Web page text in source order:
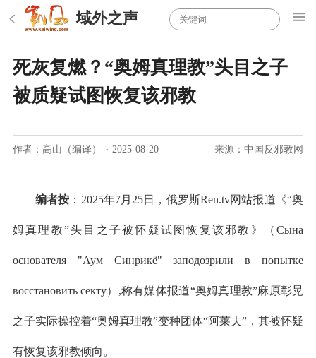
域外之声
死灰复燃？“奥姆真理教”头目之子
被质疑试图恢复该邪教
作者：高山（编译） · 2025-08-20 来源：中国反邪教网
编者按 ：2025年7月25日，俄罗斯Ren.tv网站报道《“奥
姆真理教”头目之子被怀疑试图恢复该邪教》（Сына
основателя "Аум Синрикё" заподозрили в попытке
восстановить секту）,称有媒体报道“奥姆真理教”麻原彰晃
之子实际操控着“奥姆真理教”变种团体“阿莱夫”，其被怀疑
有恢复该邪教倾向。